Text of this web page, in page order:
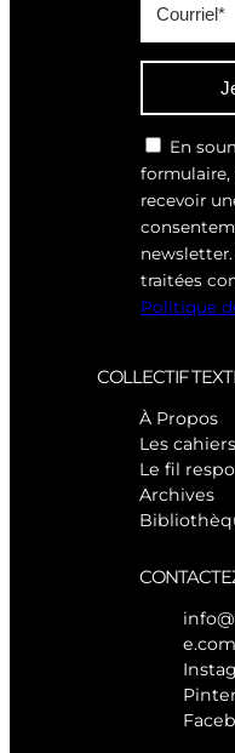
En
formulaire,
recevoir
traitées
Politique
COLLECTIF
À Propos
Les
Le fil
Archives
e.com